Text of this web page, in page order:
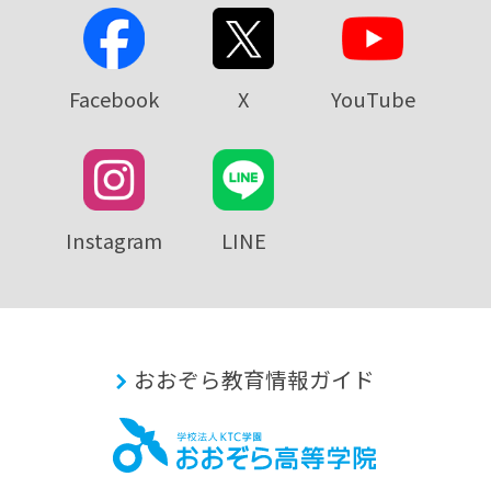
Facebook X YouTube
Instagram LINE
おおぞら教育情報ガイド